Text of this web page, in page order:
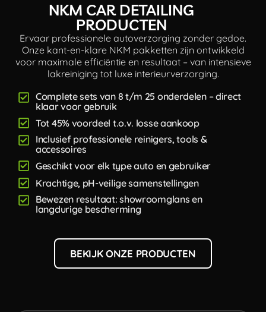
NKM CAR DETAILING
PRODUCTEN
Ervaar professionele autoverzorging zonder gedoe.
Onze kant-en-klare NKM pakketten zijn ontwikkeld
voor maximale efficiëntie en resultaat – van intensieve
lakreiniging tot luxe interieurverzorging.
Complete sets van 8 t/m 25 onderdelen – direct
klaar voor gebruik
Tot 45% voordeel t.o.v. losse aankoop
Inclusief professionele reinigers, tools &
accessoires
Geschikt voor elk type auto en gebruiker
Krachtige, pH-veilige samenstellingen
Bewezen resultaat: showroomglans en
langdurige bescherming
BEKIJK ONZE PRODUCTEN